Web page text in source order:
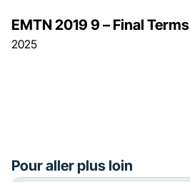
2025
EMTN 2019 9 – Final Terms
Pour aller plus loin